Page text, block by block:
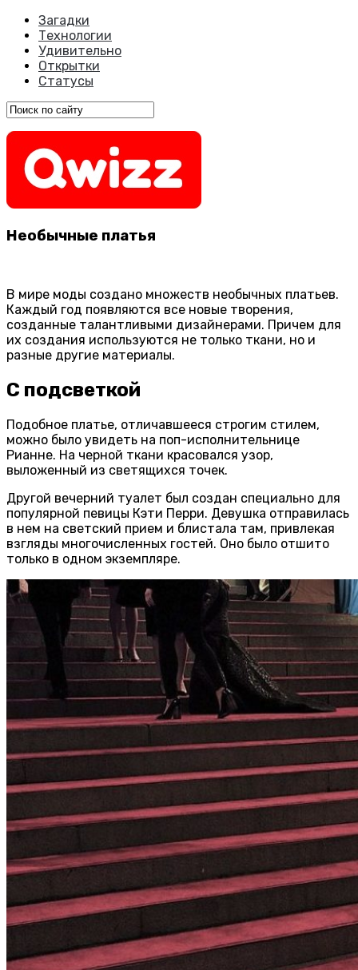
Загадки
Технологии
Удивительно
Открытки
Статусы
Необычные платья
В мире моды создано множеств необычных платьев.
Каждый год появляются все новые творения,
созданные талантливыми дизайнерами. Причем для
их создания используются не только ткани, но и
разные другие материалы.
С подсветкой
Подобное платье, отличавшееся строгим стилем,
можно было увидеть на поп-исполнительнице
Рианне. На черной ткани красовался узор,
выложенный из светящихся точек.
Другой вечерний туалет был создан специально для
популярной певицы Кэти Перри. Девушка отправилась
в нем на светский прием и блистала там, привлекая
взгляды многочисленных гостей. Оно было отшито
только в одном экземпляре.